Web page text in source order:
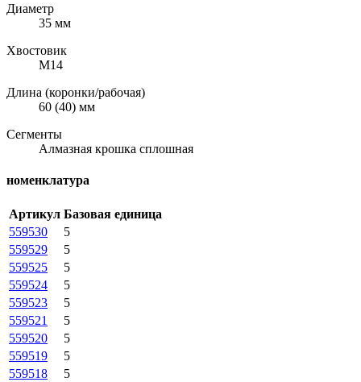
Диаметр
35 мм
Хвостовик
М14
Длина (коронки/рабочая)
60 (40) мм
Сегменты
Алмазная крошка сплошная
номенклатура
Артикул Базовая единица
559530
5
559529
5
559525
5
559524
5
559523
5
559521
5
559520
5
559519
5
559518
5